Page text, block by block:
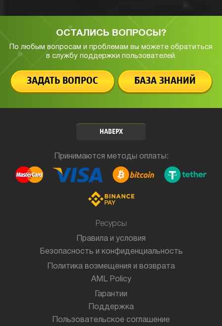
ОСТАЛИСЬ ВОПРОСЫ?
По любым вопросам и проблемам вы можете обратиться
в службу поддержки пользователей.
ЗАДАТЬ ВОПРОС БАЗА ЗНАНИЙ
Принимаются методы оплаты:
НАВЕРХ
Ресурсы
Правила и условия
Безопасность и конфиденциальность
Политика возмещения и возврата
AML Policy
Гарантии
Поддержка
Пользовательское соглашение